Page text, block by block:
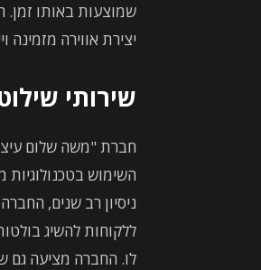
שמוצעות באותו זמן.
יצירת אווירה מזמינה
שירותי שילוט
השימוש
ניסיון רב שנים,
ללקוחות להשיג
לו. החברה מציעה גם